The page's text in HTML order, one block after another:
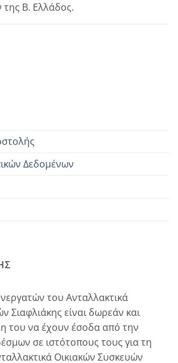
της Β. Ελλάδος.
Δεδομένων
του Ανταλλακτικά
Σιαφλιάκης είναι δωρεάν και
του να έχουν έσοδα από την
σε ιστότοπους τους για τη
Οικιακών Συσκευών